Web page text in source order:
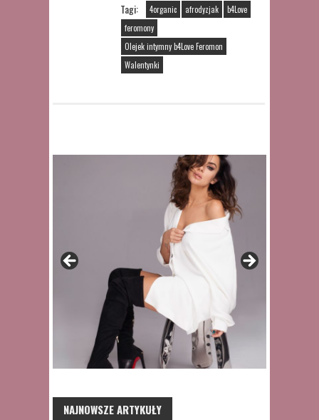
Tagi: 4organic afrodyzjak
b4Love
feromony
Olejek intymny b4Love Feromon
Walentynki
NAJNOWSZE ARTYKUŁY